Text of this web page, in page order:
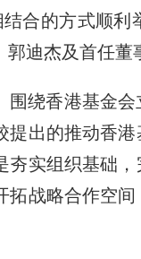
合的方式顺
郭迪杰及首任
围绕香港基金
提出的推动香
夯实组织基础
拓战略合作空